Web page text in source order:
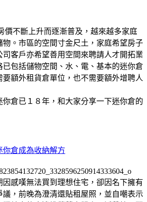
價不斷上升而逐漸普及，越來越多家庭
物。市區的空間寸金尺土，家庭希望房子
司客戶亦希望善用空間來聘請人才開拓業
已包括儲物空間、水、電、基本的迷你倉
要額外租貨倉單位，也不需要額外增聘人
倉已１８年，和大家分享一下迷你倉的
倉成為收納解方
因感嘆無法買到理想住宅，卻因名下擁有
議，前晚為澄清還貼租屋照，並自嘲表示